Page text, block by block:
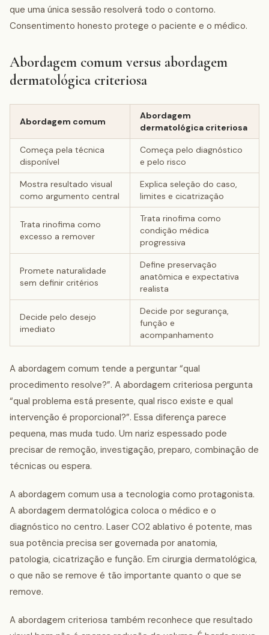
que uma única sessão resolverá todo o contorno.
Consentimento honesto protege o paciente e o médico.
Abordagem comum versus abordagem
dermatológica criteriosa
Abordagem comum
Abordagem
dermatológica criteriosa
Começa pela técnica
disponível
Começa pelo diagnóstico
e pelo risco
Mostra resultado visual
como argumento central
Explica seleção do caso,
limites e cicatrização
Trata rinofima como
excesso a remover
Trata rinofima como
condição médica
progressiva
Promete naturalidade
sem definir critérios
Define preservação
anatômica e expectativa
realista
Decide pelo desejo
imediato
Decide por segurança,
função e
acompanhamento
A abordagem comum tende a perguntar “qual
procedimento resolve?”. A abordagem criteriosa pergunta
“qual problema está presente, qual risco existe e qual
intervenção é proporcional?”. Essa diferença parece
pequena, mas muda tudo. Um nariz espessado pode
precisar de remoção, investigação, preparo, combinação de
técnicas ou espera.
A abordagem comum usa a tecnologia como protagonista.
A abordagem dermatológica coloca o médico e o
diagnóstico no centro. Laser CO2 ablativo é potente, mas
sua potência precisa ser governada por anatomia,
patologia, cicatrização e função. Em cirurgia dermatológica,
o que não se remove é tão importante quanto o que se
remove.
A abordagem criteriosa também reconhece que resultado